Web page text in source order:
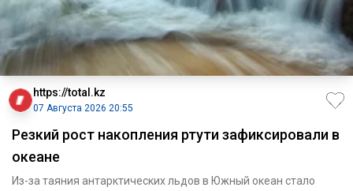
https://total.kz
07 Августа 2026 20:55
Резкий рост накопления ртути зафиксировали в
океане
Из-за таяния антарктических льдов в Южный океан стало